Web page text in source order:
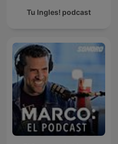
Tu Ingles! podcast